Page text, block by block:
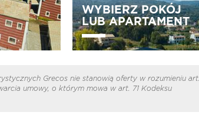
WYBIERZ POKÓJ
LUB APARTAMENT
Grecos nie stanowią oferty w rozumieniu art.
umowy, o którym mowa w art. 71 Kodeksu